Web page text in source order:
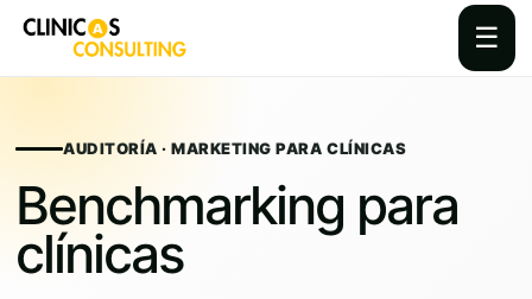
☰
contentAUDITORÍA · MARKETING PARA CLÍNICAS
Benchmarking para
clínicas